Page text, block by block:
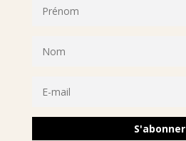
S'abonner